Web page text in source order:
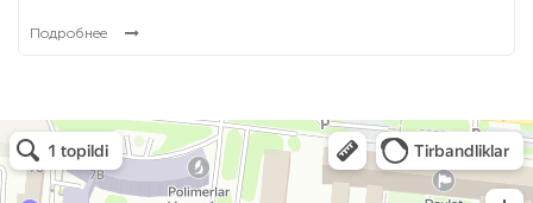
Подробнее